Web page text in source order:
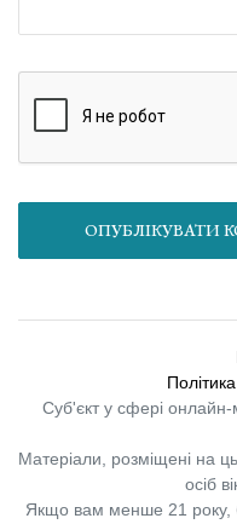
Суб'єкт у сфері онлайн-
Матеріали, розміщені на
осіб
Якщо вам менше 21 року,